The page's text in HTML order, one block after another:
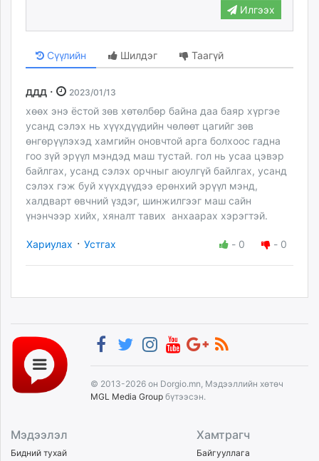
Илгээх
Сүүлийн Шилдэг Таагүй
ддд · 2023/01/13
хөөх энэ ёстой зөв хөтөлбөр байна даа баяр хүргэе
усанд сэлэх нь хүүхдүүдийн чөлөөт цагийг зөв
өнгөрүүлэхэд хамгийн оновчтой арга болхоос гадна
гоо зүй эрүүл мэндэд маш тустай. гол нь усаа цэвэр
байлгах, усанд сэлэх орчныг аюулгүй байлгах, усанд
сэлэх гэж буй хүүхдүүдээ ерөнхий эрүүл мэнд,
халдварт өвчний үздэг, шинжилгээг маш сайн
үнэнчээр хийх, хяналт тавих анхаарах хэрэгтэй.
Хариулах · Устгах - 0 - 0
© 2013-2026 он Dorgio.mn, Мэдээллийн хөтөч
MGL Media Group бүтээсэн.
Мэдээлэл
Бидний тухай
Хамтрагч
Байгууллага